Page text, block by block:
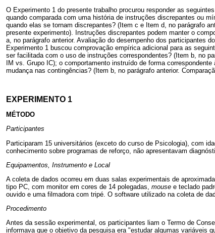
O Experimento 1 do presente trabalho procurou responder as
quando comparada com uma história de instruções discrepantes ou
quando elas se tornam discrepantes? (Item c e Item d, no parágrafo
presente experimento). Instruções discrepantes podem manter o
a, no parágrafo anterior. Avaliação do desempenho dos participantes
Experimento 1 buscou comprovação empírica adicional para as
ser facilitada com o uso de instruções correspondentes? (Item b, no
IM vs. Grupo IC); o comportamento instruído de forma
mudança nas contingências? (Item b, no parágrafo anterior.
EXPERIMENTO 1
MÉTODO
Participantes
Participaram 15 universitários (exceto do curso de Psicologia), com
conhecimento sobre programas de reforço, não apresentavam
Equipamentos, Instrumento e Local
A coleta de dados ocorreu em duas salas experimentais de
tipo PC, com monitor em cores de 14 polegadas, mouse e teclado
ouvido e uma filmadora com tripé. O software utilizado na coleta de
Procedimento
Antes da sessão experimental, os participantes liam o Termo de
informava que o objetivo da pesquisa era "estudar algumas variáveis